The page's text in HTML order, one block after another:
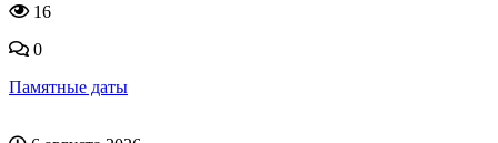
16
0
Памятные даты